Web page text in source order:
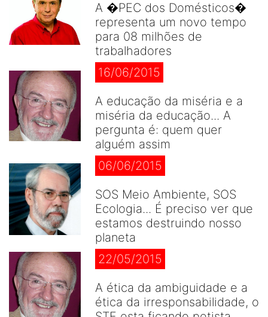
A �PEC dos Domésticos�
representa um novo tempo
para 08 milhões de
trabalhadores
16/06/2015
A educação da miséria e a
miséria da educação... A
pergunta é: quem quer
alguém assim
06/06/2015
SOS Meio Ambiente, SOS
Ecologia... É preciso ver que
estamos destruindo nosso
planeta
22/05/2015
A ética da ambiguidade e a
ética da irresponsabilidade, o